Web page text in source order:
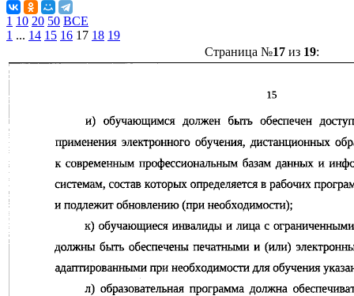
1 10 20 50 ВСЕ
1 ... 14 15 16 17 18 19
Страница №17из 19: